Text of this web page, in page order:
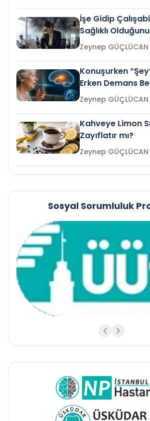
İşe Gidip
Sağlıklı
Gelir mi?Zeynep GÜÇLÜCAN
Konuşurken
Erken Demans
mi?
Zeynep GÜÇLÜCAN
Kahveye Limon
Zayıflatır mı?
Zeynep GÜÇLÜCAN
Sosyal Sorumluluk